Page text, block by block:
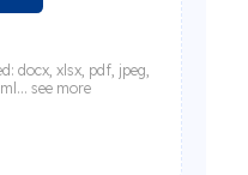
docx, xlsx, pdf, jpeg,
see more